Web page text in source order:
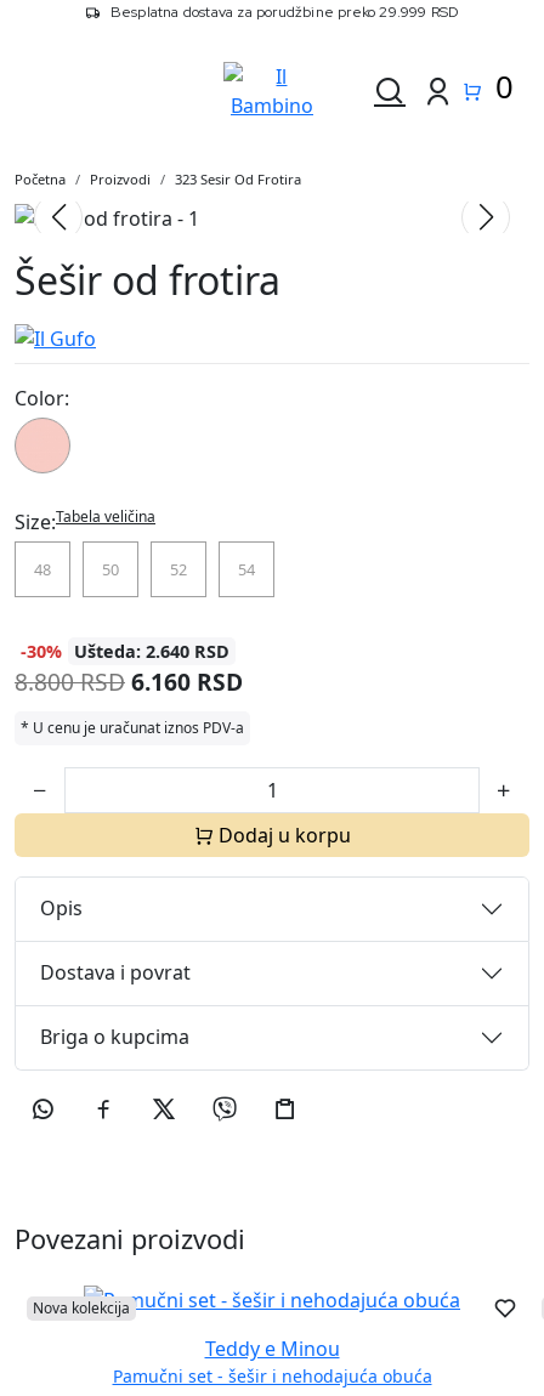
Besplatna dostava za porudžbine preko 29.999 RSD
0
Početna Proizvodi 323 Sesir Od Frotira
Šešir od frotira
Size:Tabela veličina
48 50 52 54
Color:
-30% Ušteda: 2.640 RSD
8.800 RSD6.160 RSD
* U cenu je uračunat iznos PDV-a
Dodaj u korpu
Opis
Dostava i povrat
Briga o kupcima
Povezani proizvodi
Nova kolekcija
Teddy e Minou
Pamučni set - šešir i nehodajuća obuća